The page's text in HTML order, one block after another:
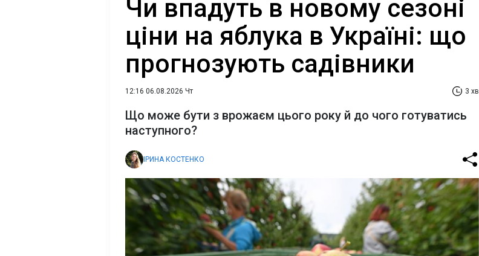
Чи впадуть в новому сезоні
ціни на яблука в Україні: що
прогнозують садівники
12:16 06.08.2026 Чт 3 хв
Що може бути з врожаєм цього року й до чого готуватись
наступного?
ІРИНА КОСТЕНКО